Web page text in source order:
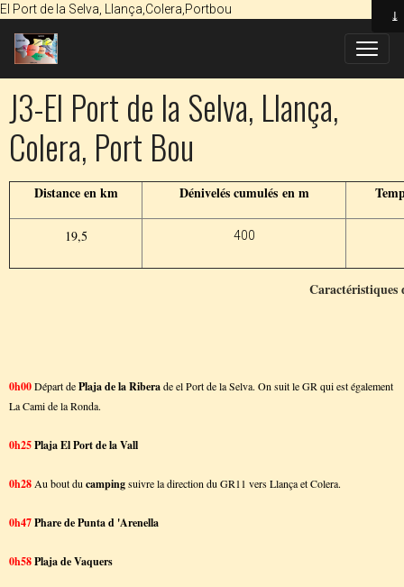
El Port de la Selva, Llança,Colera,Portbou
J3-El Port de la Selva, Llança,
Colera, Port Bou
Distance en km Dénivelés cumulés en m
Caractéristiques
19,5 400
0h00Départ dePlaja de la Riberade el Port de la Selva. On suit le GR qui est également
La Cami de la Ronda.
0h25Plaja El Port de la Vall
0h28 Au bout du campingsuivre la direction du GR11 vers Llança et Colera.
0h47Phare de Punta d 'Arenella
0h58Plaja de Vaquers